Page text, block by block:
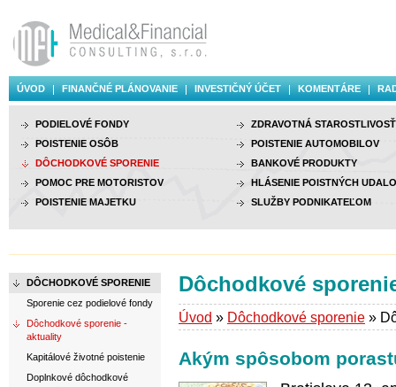
ÚVOD FINANČNÉ PLÁNOVANIE INVESTIČNÝ ÚČET KOMENTÁRE
PODIELOVÉ FONDY
POISTENIE OSÔB
DÔCHODKOVÉ SPORENIE
POMOC PRE MOTORISTOV
POISTENIE MAJETKU
ZDRAVOTNÁ STAROSTLIVOSŤ
POISTENIE AUTOMOBILOV
BANKOVÉ PRODUKTY
HLÁSENIE POISTNÝCH
SLUŽBY PODNIKATEĽOM
DÔCHODKOVÉ SPORENIE
Sporenie cez podielové fondy
Dôchodkové sporenie -
aktuality
Kapitálové životné poistenie
Doplnkové dôchodkové
Dôchodkové
Úvod » Dôchodkové sporenie »
Akým spôsobom